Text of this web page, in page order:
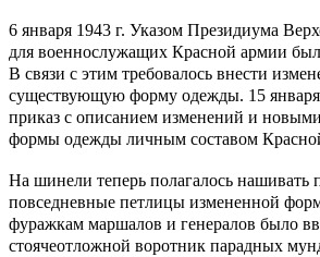
6 января 1943 г. Указом Президиума
для военнослужащих Красной армии
В связи с этим требовалось внести
существующую форму одежды. 15 января
приказ с описанием изменений и
формы одежды личным составом
На шинели теперь полагалось нашивать
повседневные петлицы измененной
фуражкам маршалов и генералов было
стоячеотложной воротник парадных